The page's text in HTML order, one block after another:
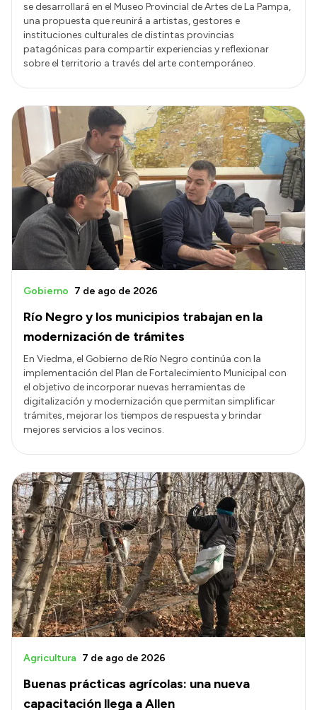
se desarrollará en el Museo Provincial de Artes de La Pampa,
una propuesta que reunirá a artistas, gestores e
instituciones culturales de distintas provincias
patagónicas para compartir experiencias y reflexionar
sobre el territorio a través del arte contemporáneo.
Río Negro y los municipios trabajan en la
modernización de trámites
Gobierno 7 de ago de 2026
En Viedma, el Gobierno de Río Negro continúa con la
implementación del Plan de Fortalecimiento Municipal con
el objetivo de incorporar nuevas herramientas de
digitalización y modernización que permitan simplificar
trámites, mejorar los tiempos de respuesta y brindar
mejores servicios a los vecinos.
Buenas prácticas agrícolas: una nueva
capacitación llega a Allen
Agricultura 7 de ago de 2026